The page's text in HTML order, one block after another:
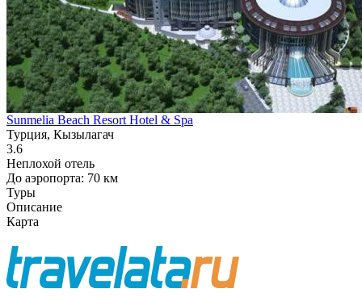
Sunmelia Beach Resort Hotel & Spa
Турция, Кызылагач
3.6
Неплохой отель
До аэропорта: 70 км
Туры
Описание
Карта